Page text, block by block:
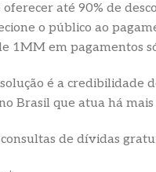
oferecer até 90% de
o público ao
1MM em pagamentos
é a credibilidade
Brasil que atua há
de dívidas